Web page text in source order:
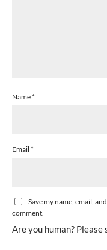
Name*
Email *
Save my name, email,
comment.
Are you human? Please